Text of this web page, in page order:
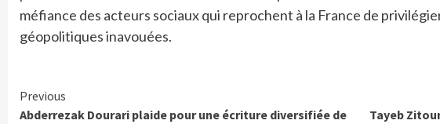
méfiance des acteurs sociaux qui reprochent à la France de
géopolitiques inavouées.
Continue
Previous
Abderrezak Dourari plaide pour une écriture diversifiée de
Tayeb